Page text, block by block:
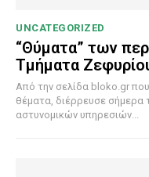
UNCATEGORIZED
“Θύματα” των
Τμήματα
Από την σελίδα bloko.gr
θέματα, διέρρευσε
αστυνομικών υπηρεσιών...